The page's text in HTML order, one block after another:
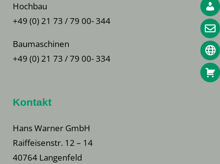
Hochbau
+49 (0) 21 73 / 79 00- 344
Baumaschinen
+49 (0) 21 73 / 79 00- 334
Kontakt
Hans Warner GmbH
Raiffeisenstr. 12 – 14
40764 Langenfeld